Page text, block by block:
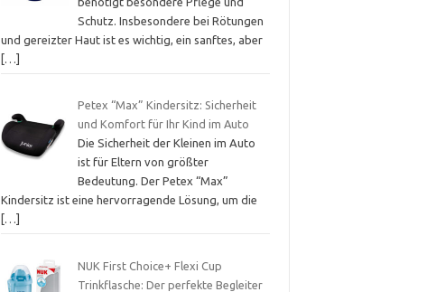
Schutz. Insbesondere bei Rötungen
und gereizter Haut ist es wichtig, ein sanftes, aber
[…]
Petex “Max” Kindersitz: Sicherheit
und Komfort für Ihr Kind im Auto
Die Sicherheit der Kleinen im Auto
ist für Eltern von größter
Bedeutung. Der Petex “Max”
Kindersitz ist eine hervorragende Lösung, um die
[…]
NUK First Choice+ Flexi Cup
Trinkflasche: Der perfekte Begleiter